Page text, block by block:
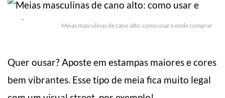
Meias masculinas de cano alto: como usar e onde comprar
Quer ousar? Aposte em estampas maiores e cores
bem vibrantes. Esse tipo de meia fica muito legal